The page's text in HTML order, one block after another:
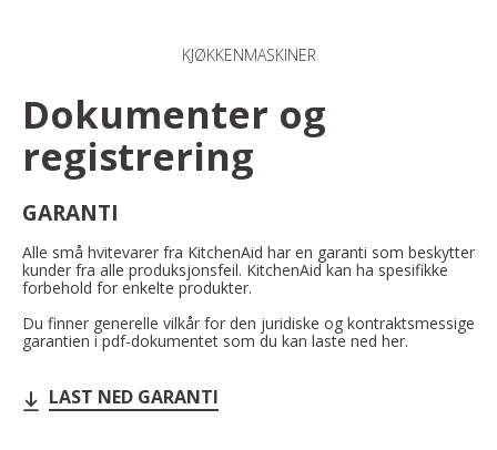
KJØKKENMASKINER
Dokumenter og
registrering
GARANTI
Alle små hvitevarer fra KitchenAid har en garanti som beskytter
kunder fra alle produksjonsfeil. KitchenAid kan ha spesifikke
forbehold for enkelte produkter.
Du finner generelle vilkår for den juridiske og kontraktsmessige
garantien i pdf-dokumentet som du kan laste ned her.
LAST NED GARANTI